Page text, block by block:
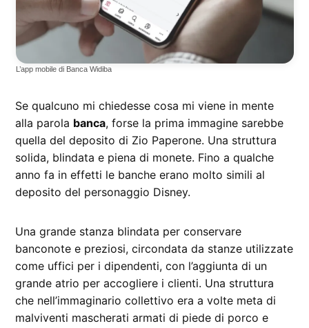
L’app mobile di Banca Widiba
Se qualcuno mi chiedesse cosa mi viene in mente
alla parola banca, forse la prima immagine sarebbe
quella del deposito di Zio Paperone. Una struttura
solida, blindata e piena di monete. Fino a qualche
anno fa in effetti le banche erano molto simili al
deposito del personaggio Disney.
Una grande stanza blindata per conservare
banconote e preziosi, circondata da stanze utilizzate
come uffici per i dipendenti, con l’aggiunta di un
grande atrio per accogliere i clienti. Una struttura
che nell’immaginario collettivo era a volte meta di
malviventi mascherati armati di piede di porco e